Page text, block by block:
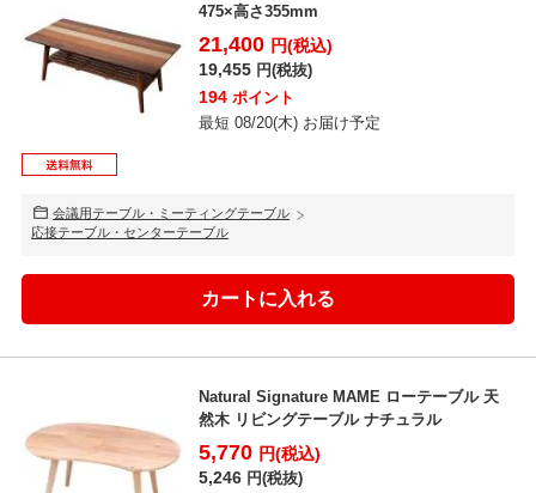
475×高さ355mm
21,400 円(税込)
19,455 円(税抜)
194 ポイント
最短 08/20(木) お届け予定
会議用テーブル・ミーティングテーブル
応接テーブル・センターテーブル
Natural Signature MAME ローテーブル 天
然木 リビングテーブル ナチュラル
5,770 円(税込)
5,246 円(税抜)